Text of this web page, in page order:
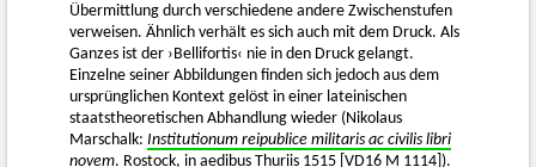
Übermittlung durch verschiedene andere Zwischenstufen
verweisen. Ähnlich verhält es sich auch mit dem Druck. Als
Ganzes ist der ›Bellifortis‹ nie in den Druck gelangt.
Einzelne seiner Abbildungen finden sich jedoch aus dem
ursprünglichen Kontext gelöst in einer lateinischen
staatstheoretischen Abhandlung wieder (Nikolaus
Marschalk: Institutionum reipublice militaris ac civilis libri
novem. Rostock, in aedibus Thuriis 1515 [ VD16 M 1114 ]).